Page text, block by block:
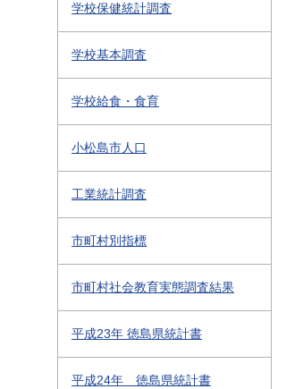
学校保健統計調査
学校基本調査
学校給食・食育
小松島市人口
工業統計調査
市町村別指標
市町村社会教育実態調査結果
平成23年 徳島県統計書
平成24年 徳島県統計書